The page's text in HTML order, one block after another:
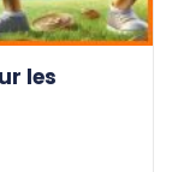
les